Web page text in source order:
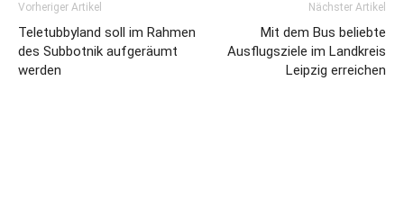
Vorheriger Artikel
Teletubbyland soll im Rahmen
des Subbotnik aufgeräumt
werden
Nächster Artikel
Mit dem Bus beliebte
Ausflugsziele im Landkreis
Leipzig erreichen